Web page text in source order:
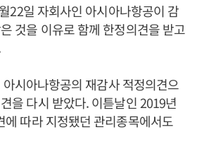
22일 자회사인 아시아나항공이 감
것을 이유로 함께 한정의견을 받고
시아나항공의 재감사 적정의견으
을 다시 받았다. 이튿날인 2019년
따라 지정됐던 관리종목에서도